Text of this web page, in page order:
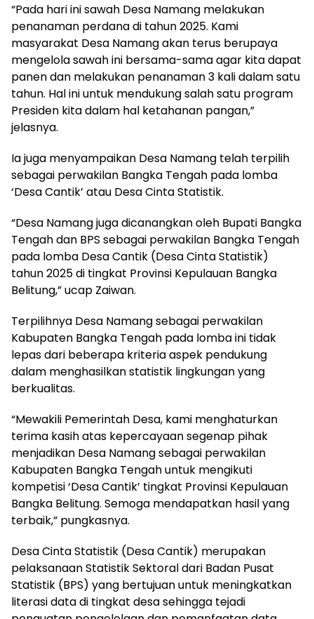
“Pada hari ini sawah Desa Namang melakukan
penanaman perdana di tahun 2025. Kami
masyarakat Desa Namang akan terus berupaya
mengelola sawah ini bersama-sama agar kita dapat
panen dan melakukan penanaman 3 kali dalam satu
tahun. Hal ini untuk mendukung salah satu program
Presiden kita dalam hal ketahanan pangan,”
jelasnya.
Ia juga menyampaikan Desa Namang telah terpilih
sebagai perwakilan Bangka Tengah pada lomba
‘Desa Cantik’ atau Desa Cinta Statistik.
“Desa Namang juga dicanangkan oleh Bupati Bangka
Tengah dan BPS sebagai perwakilan Bangka Tengah
pada lomba Desa Cantik (Desa Cinta Statistik)
tahun 2025 di tingkat Provinsi Kepulauan Bangka
Belitung,” ucap Zaiwan.
Terpilihnya Desa Namang sebagai perwakilan
Kabupaten Bangka Tengah pada lomba ini tidak
lepas dari beberapa kriteria aspek pendukung
dalam menghasilkan statistik lingkungan yang
berkualitas.
“Mewakili Pemerintah Desa, kami menghaturkan
terima kasih atas kepercayaan segenap pihak
menjadikan Desa Namang sebagai perwakilan
Kabupaten Bangka Tengah untuk mengikuti
kompetisi ‘Desa Cantik’ tingkat Provinsi Kepulauan
Bangka Belitung. Semoga mendapatkan hasil yang
terbaik,” pungkasnya.
Desa Cinta Statistik (Desa Cantik) merupakan
pelaksanaan Statistik Sektoral dari Badan Pusat
Statistik (BPS) yang bertujuan untuk meningkatkan
literasi data di tingkat desa sehingga tejadi